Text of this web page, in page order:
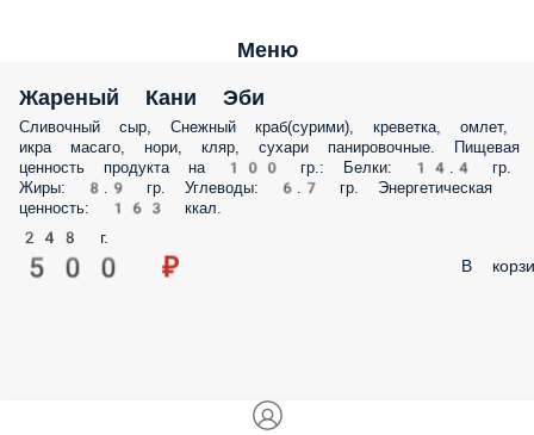
Меню
Жареный Кани Эби
Сливочный сыр, Снежный краб(сурими), креветка, омлет,
икра масаго, нори, кляр, сухари панировочные. Пищевая
ценность продукта на 100 гр.: Белки: 14.4 гр.
Жиры: 8.9 гр. Углеводы: 6.7 гр. Энергетическая
ценность: 163 ккал.
248 г.
500 ₽ В